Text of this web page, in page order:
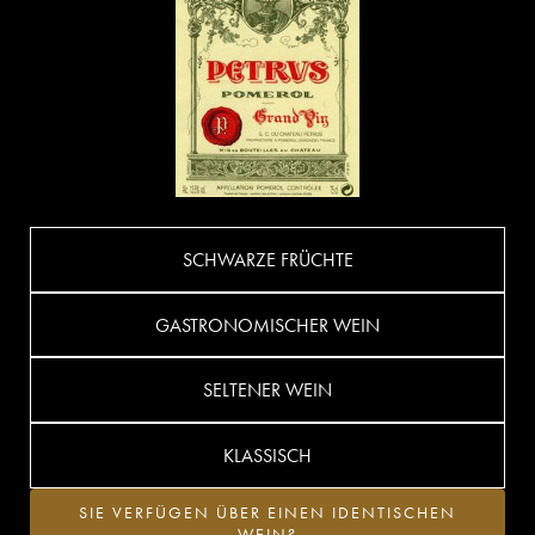
SCHWARZE FRÜCHTE
GASTRONOMISCHER WEIN
SELTENER WEIN
KLASSISCH
SIE VERFÜGEN ÜBER EINEN IDENTISCHEN